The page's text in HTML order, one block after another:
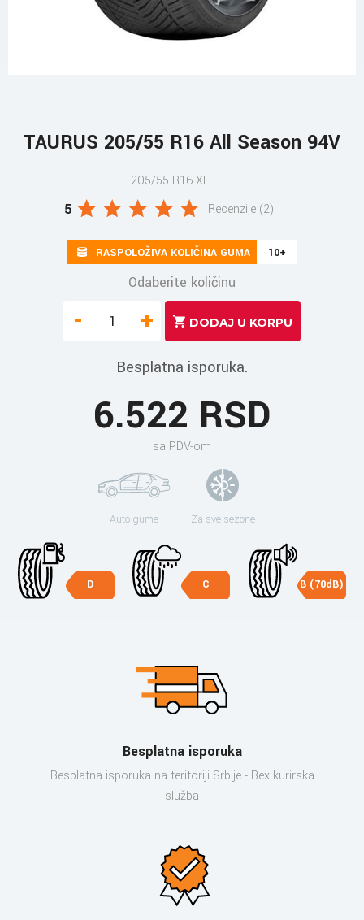
TAURUS 205/55 R16 All Season 94V
205/55 R16 XL
5 Recenzije (2)
RASPOLOŽIVA KOLIČINA GUMA 10+
Odaberite količinu
- +
Besplatna isporuka.
6.522 RSD
sa PDV-om
Auto gume Za sve sezone
D C B (70dB)
Besplatna isporuka
Besplatna isporuka na teritoriji Srbije - Bex kurirska
služba